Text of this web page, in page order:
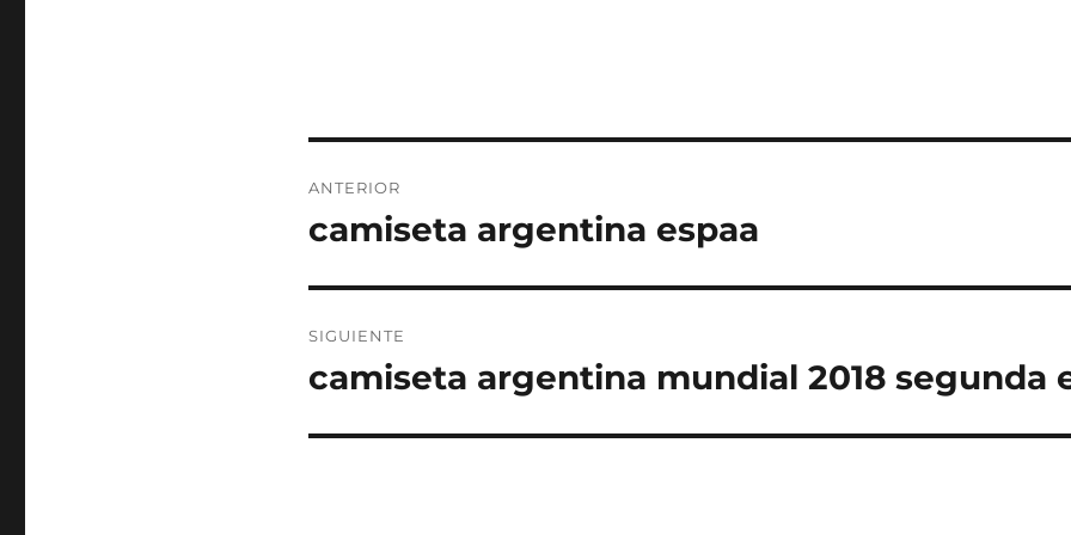
de
ANTERIOR
Entrada
camiseta argentina espaa
SIGUIENTE
Entrada
camiseta argentina mundial 2018 segunda